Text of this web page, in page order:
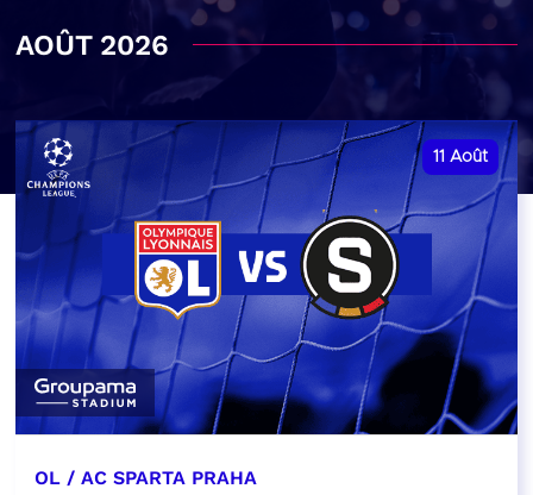
AOÛT 2026
11 Août
OL / AC SPARTA PRAHA